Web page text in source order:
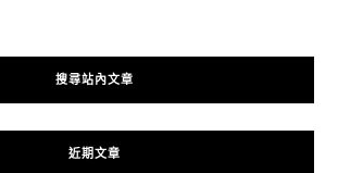
搜尋站內文章
近期文章